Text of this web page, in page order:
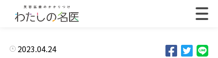
2023.04.24